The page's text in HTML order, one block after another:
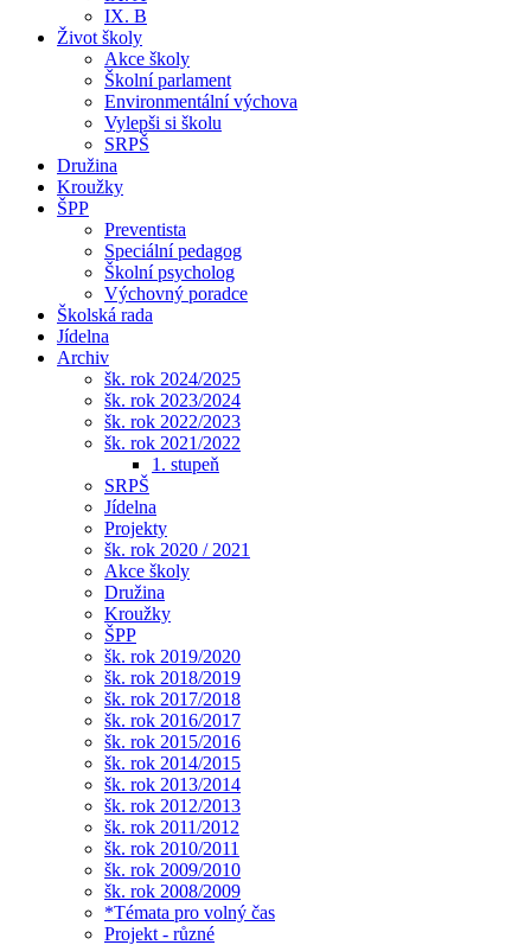
IX. B
Život školy
Akce školy
Školní parlament
Environmentální výchova
Vylepši si školu
SRPŠ
Družina
Kroužky
ŠPP
Preventista
Speciální pedagog
Školní psycholog
Výchovný poradce
Školská rada
Jídelna
Archiv
šk. rok 2024/2025
šk. rok 2023/2024
šk. rok 2022/2023
šk. rok 2021/2022
1. stupeň
SRPŠ
Jídelna
Projekty
šk. rok 2020 / 2021
Akce školy
Družina
Kroužky
ŠPP
šk. rok 2019/2020
šk. rok 2018/2019
šk. rok 2017/2018
šk. rok 2016/2017
šk. rok 2015/2016
šk. rok 2014/2015
šk. rok 2013/2014
šk. rok 2012/2013
šk. rok 2011/2012
šk. rok 2010/2011
šk. rok 2009/2010
šk. rok 2008/2009
*Témata pro volný čas
Projekt - různé